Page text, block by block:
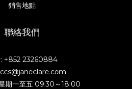
銷售地點
聯絡我們
: +852 23260884
期一至五 09:30～18:00